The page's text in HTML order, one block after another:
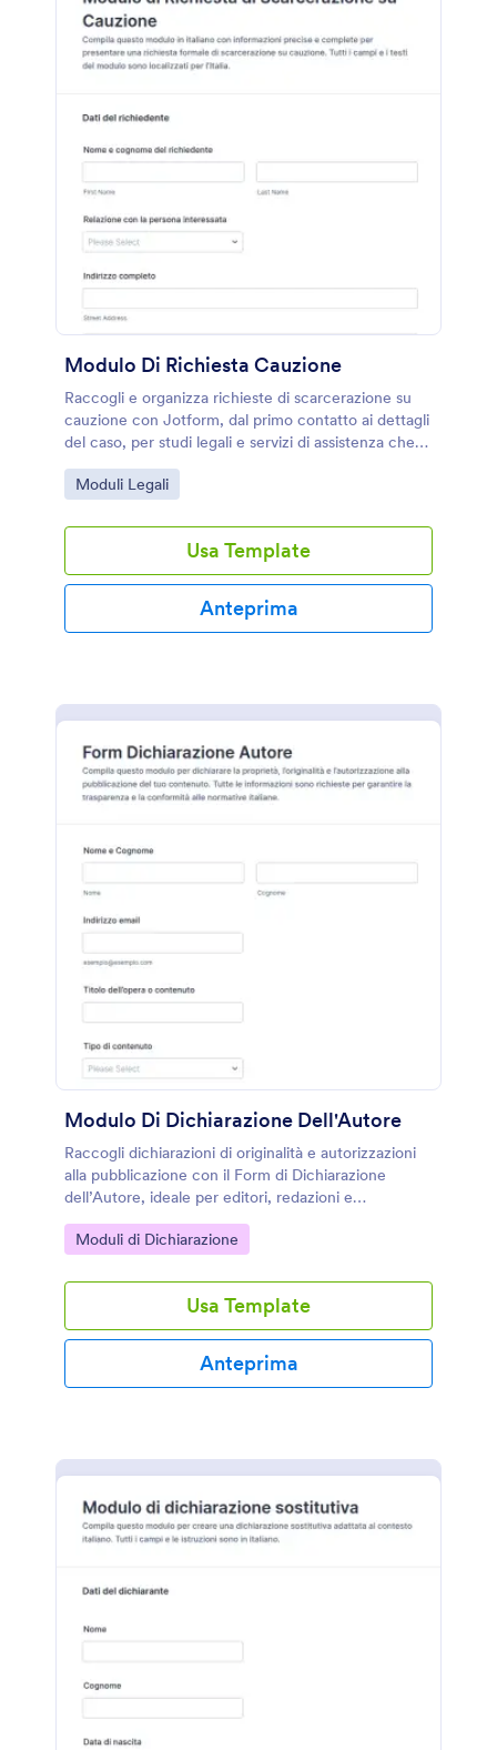
Modulo Di Richiesta Cauzione
Raccogli e organizza richieste di scarcerazione su
cauzione con Jotform, dal primo contatto ai dettagli
del caso, per studi legali e servizi di assistenza che
gestiscono comunicazioni e raccolta dati online.
Go to Category:
Moduli Legali
Usa Template
Anteprima
Modulo Di Dichiarazione Dell'Autore
Raccogli dichiarazioni di originalità e autorizzazioni
alla pubblicazione con il Form di Dichiarazione
dell’Autore, ideale per editori, redazioni e
organizzatori di concorsi che vogliono semplificare
la raccolta dati online.
Go to Category:
Moduli di Dichiarazione
Usa Template
Anteprima